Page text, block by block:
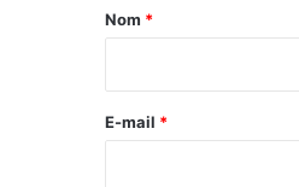
a
e
Nom *
E-mail *